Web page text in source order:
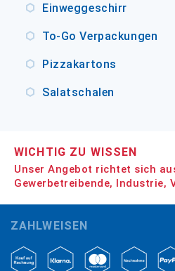
Einweggeschirr
To-Go Verpackungen
Pizzakartons
Salatschalen
WICHTIG ZU WISSEN
Unser Angebot richtet sich
Gewerbetreibende, Industrie,
ZAHLWEISEN